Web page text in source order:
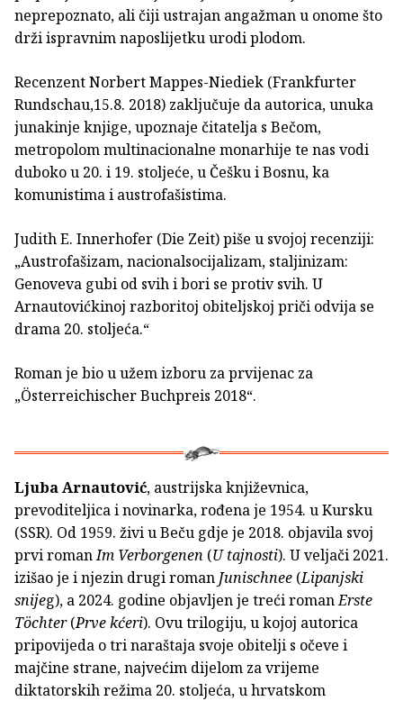
neprepoznato, ali čiji ustrajan angažman u onome što
drži ispravnim naposlijetku urodi plodom.
Recenzent Norbert Mappes-Niediek (Frankfurter
Rundschau,15.8. 2018) zaključuje da autorica, unuka
junakinje knjige, upoznaje čitatelja s Bečom,
metropolom multinacionalne monarhije te nas vodi
duboko u 20. i 19. stoljeće, u Češku i Bosnu, ka
komunistima i austrofašistima.
Judith E. Innerhofer (Die Zeit) piše u svojoj recenziji:
„Austrofašizam, nacionalsocijalizam, staljinizam:
Genoveva gubi od svih i bori se protiv svih. U
Arnautovićkinoj razboritoj obiteljskoj priči odvija se
drama 20. stoljeća.“
Roman je bio u užem izboru za prvijenac za
„Österreichischer Buchpreis 2018“.
Ljuba Arnautović, austrijska književnica,
prevoditeljica i novinarka, rođena je 1954. u Kursku
(SSR). Od 1959. živi u Beču gdje je 2018. objavila svoj
prvi romanIm Verborgenen (U tajnosti). U veljači 2021.
izišao je i njezin drugi roman Junischnee (Lipanjski
snijeg), a 2024. godine objavljen je treći romanErste
Töchter(Prve kćeri). Ovu trilogiju, u kojoj autorica
pripovijeda o tri naraštaja svoje obitelji s očeve i
majčine strane, najvećim dijelom za vrijeme
diktatorskih režima 20. stoljeća, u hrvatskom